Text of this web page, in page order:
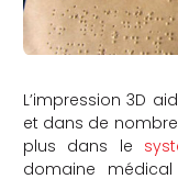
L’impression 3D
et dans de
plus dans le
domaine